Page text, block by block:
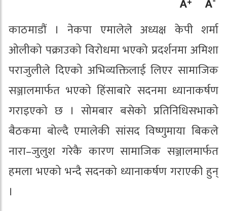
काठमाडौं । नेकपा एमालेले अध्यक्ष केपी शर्मा
ओलीको पक्राउको विरोधमा भएको प्रदर्शनमा अमिशा
पराजुलीले दिएको अभिव्यक्तिलाई लिएर सामाजिक
सञ्जालमार्फत भएको हिंसाबारे सदनमा ध्यानाकर्षण
गराइएको छ । सोमबार बसेको प्रतिनिधिसभाको
बैठकमा बोल्दै एमालेकी सांसद विष्णुमाया बिकले
नारा–जुलुश गरेकै कारण सामाजिक सञ्जालमार्फत
हमला भएको भन्दै सदनको ध्यानाकर्षण गराएकी हुन्
।